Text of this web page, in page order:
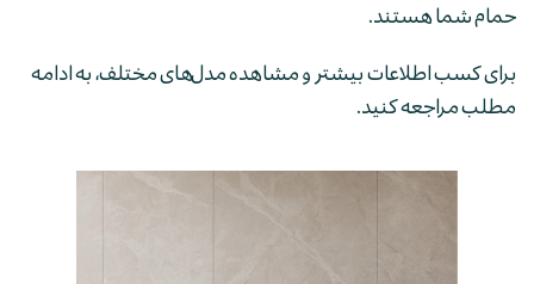
حمام شما هستند.
برای کسب اطلاعات بیشتر و مشاهده مدل‌های مختلف، به ادامه
مطلب مراجعه کنید.